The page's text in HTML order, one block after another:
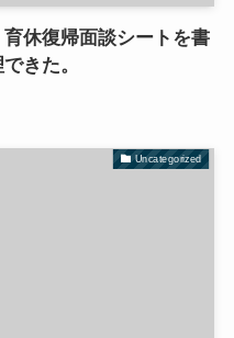
休復帰面談シートを書
きた。
Uncategorized